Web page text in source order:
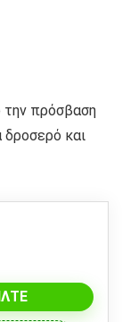
την πρόσβαση
και